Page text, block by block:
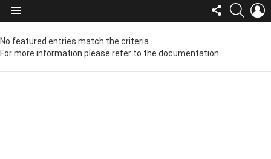
Меню
FOLLOW
US
No featured entries match the criteria.
For more information please refer to the documentation.